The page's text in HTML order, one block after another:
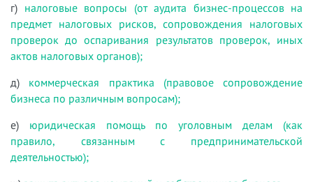
г) налоговые вопросы (от аудита бизнес-процессов на
предмет налоговых рисков, сопровождения налоговых
проверок до оспаривания результатов проверок, иных
актов налоговых органов);
д) коммерческая практика (правовое сопровождение
бизнеса по различным вопросам);
е) юридическая помощь по уголовным делам (как
правило, связанным с предпринимательской
деятельностью);